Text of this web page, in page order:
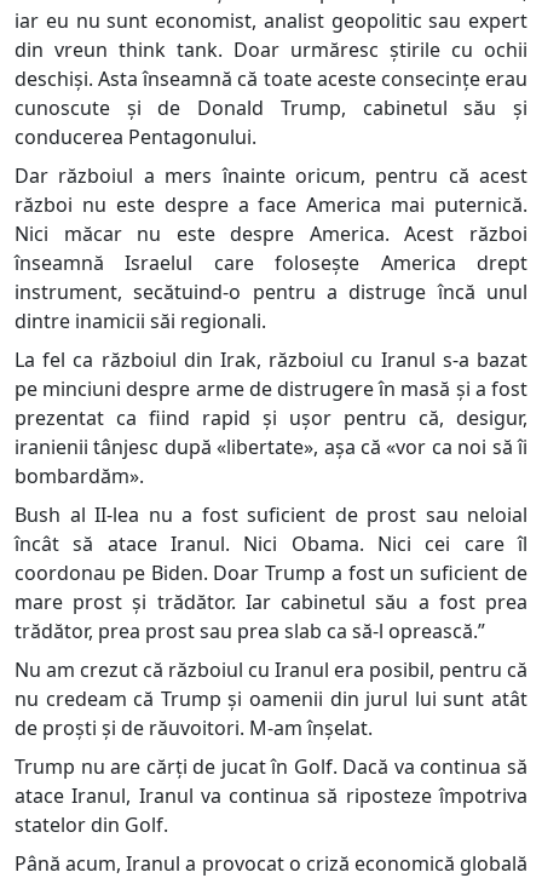
iar eu nu sunt economist, analist geopolitic sau expert
din vreun think tank. Doar urmăresc știrile cu ochii
deschiși. Asta înseamnă că toate aceste consecințe erau
cunoscute și de Donald Trump, cabinetul său și
conducerea Pentagonului.
Dar războiul a mers înainte oricum, pentru că acest
război nu este despre a face America mai puternică.
Nici măcar nu este despre America. Acest război
înseamnă Israelul care folosește America drept
instrument, secătuind-o pentru a distruge încă unul
dintre inamicii săi regionali.
La fel ca războiul din Irak, războiul cu Iranul s-a bazat
pe minciuni despre arme de distrugere în masă și a fost
prezentat ca fiind rapid și ușor pentru că, desigur,
iranienii tânjesc după «libertate», așa că «vor ca noi să îi
bombardăm».
Bush al II-lea nu a fost suficient de prost sau neloial
încât să atace Iranul. Nici Obama. Nici cei care îl
coordonau pe Biden. Doar Trump a fost un suficient de
mare prost și trădător. Iar cabinetul său a fost prea
trădător, prea prost sau prea slab ca să-l oprească.”
Nu am crezut că războiul cu Iranul era posibil, pentru că
nu credeam că Trump și oamenii din jurul lui sunt atât
de proști și de răuvoitori. M-am înșelat.
Trump nu are cărți de jucat în Golf. Dacă va continua să
atace Iranul, Iranul va continua să riposteze împotriva
statelor din Golf.
Până acum, Iranul a provocat o criză economică globală